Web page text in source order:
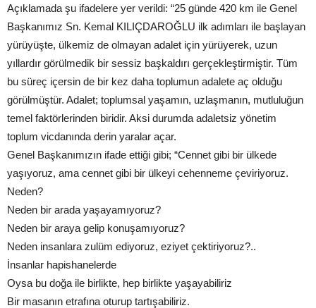
Açıklamada şu ifadelere yer verildi: “25 günde 420 km ile Genel
Başkanımız Sn. Kemal KILIÇDAROĞLU ilk adımları ile başlayan
yürüyüşte, ülkemiz de olmayan adalet için yürüyerek, uzun
yıllardır görülmedik bir sessiz başkaldırı gerçekleştirmiştir. Tüm
bu süreç içersin de bir kez daha toplumun adalete aç olduğu
görülmüştür. Adalet; toplumsal yaşamın, uzlaşmanın, mutluluğun
temel faktörlerinden biridir. Aksi durumda adaletsiz yönetim
toplum vicdanında derin yaralar açar.
Genel Başkanımızın ifade ettiği gibi; “Cennet gibi bir ülkede
yaşıyoruz, ama cennet gibi bir ülkeyi cehenneme çeviriyoruz.
Neden?
Neden bir arada yaşayamıyoruz?
Neden bir araya gelip konuşamıyoruz?
Neden insanlara zulüm ediyoruz, eziyet çektiriyoruz?..
İnsanlar hapishanelerde
Oysa bu doğa ile birlikte, hep birlikte yaşayabiliriz
Bir masanın etrafına oturup tartışabiliriz.